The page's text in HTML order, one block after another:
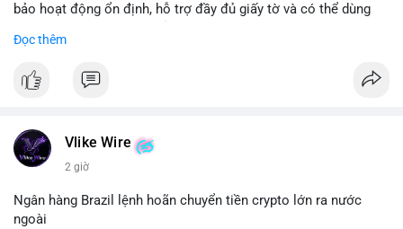
bảo hoạt động ổn định, hỗ trợ đầy đủ giấy tờ và có thể dùng
Telegram: @SmartSMMworld
#buyverifiedstripeaccounts
Đọc thêm
Vlike Wire
2 giờ
Ngân hàng Brazil lệnh hoãn chuyển tiền crypto lớn ra nước
ngoài